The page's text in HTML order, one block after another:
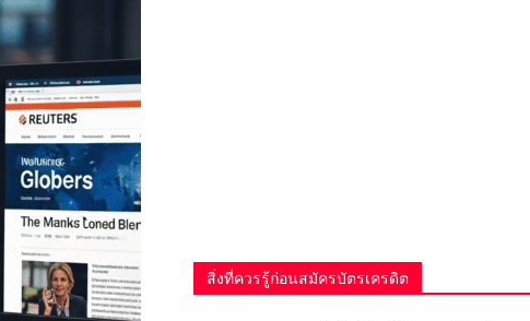
สิ่งที่ควรรู้ก่อนสมัครบัตรเครดิต